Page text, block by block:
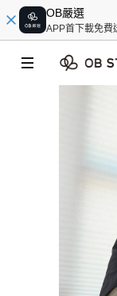
OB嚴選
APP首下載免費